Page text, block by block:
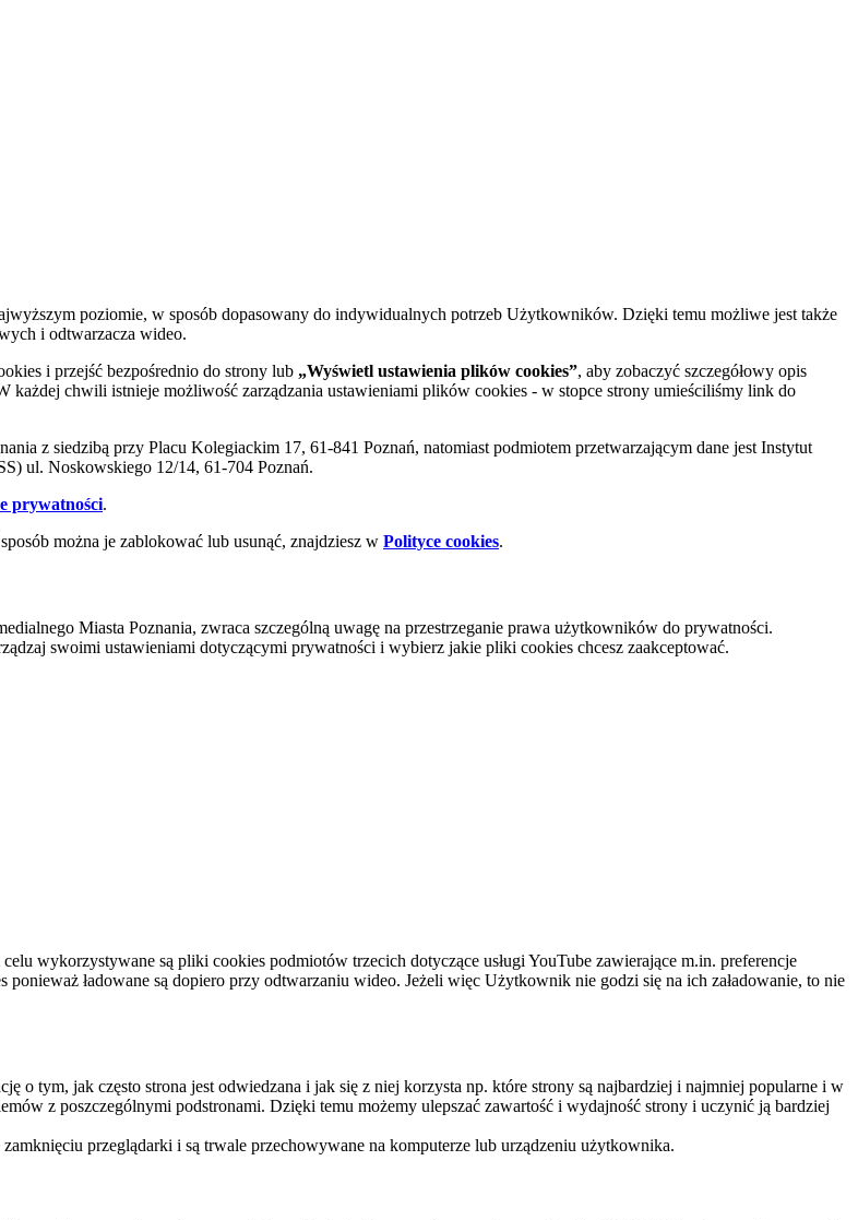
poziomie, w sposób dopasowany do indywidualnych potrzeb Użytkowników. Dzięki temu możliwe jest także
i odtwarzacza wideo.
i przejść bezpośrednio do strony lub „Wyświetl ustawienia plików cookies”, aby zobaczyć szczegółowy opis
każdej chwili istnieje możliwość zarządzania ustawieniami plików cookies - w stopce strony umieściliśmy link do
z siedzibą przy Placu Kolegiackim 17, 61-841 Poznań, natomiast podmiotem przetwarzającym dane jest Instytut
ul. Noskowskiego 12/14, 61-704 Poznań.
prywatności.
można je zablokować lub usunąć, znajdziesz w Polityce cookies.
Miasta Poznania, zwraca szczególną uwagę na przestrzeganie prawa użytkowników do prywatności.
swoimi ustawieniami dotyczącymi prywatności i wybierz jakie pliki cookies chcesz zaakceptować.
wykorzystywane są pliki cookies podmiotów trzecich dotyczące usługi YouTube zawierające m.in. preferencje
ładowane są dopiero przy odtwarzaniu wideo. Jeżeli więc Użytkownik nie godzi się na ich załadowanie, to nie
o tym, jak często strona jest odwiedzana i jak się z niej korzysta np. które strony są najbardziej i najmniej popularne i w
z poszczególnymi podstronami. Dzięki temu możemy ulepszać zawartość i wydajność strony i uczynić ją bardziej
przeglądarki i są trwale przechowywane na komputerze lub urządzeniu użytkownika.